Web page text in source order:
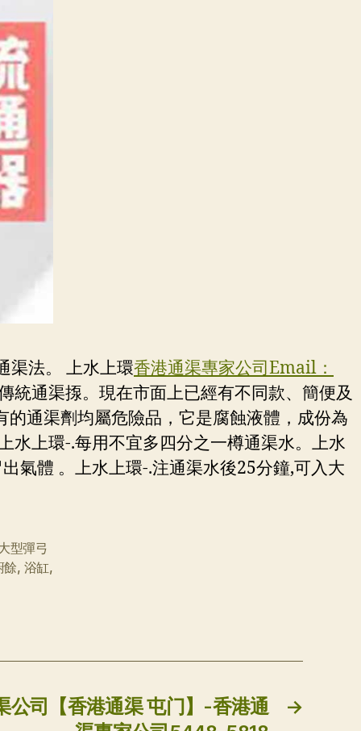
渠法。 上水上環香港通渠專家公司Email：
統通渠揼。現在市面上已經有不同款、簡便及
通渠劑均屬危險品，它是腐蝕液體，成份為
水上環-.每用不宜多四分之一樽通渠水。上水
氣體 。上水上環-.注通渠水後25分鐘,可入大
型彈弓
餘, 浴缸,
→
公司【香港通渠 屯门】-香港通